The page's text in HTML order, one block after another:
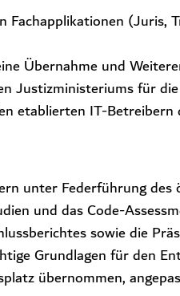
(Juris,
Übernahme und
Justizministeriums für
etablierten IT-
unter Federführung
und das Code-
sowie die
Grundlagen für den
übernommen,